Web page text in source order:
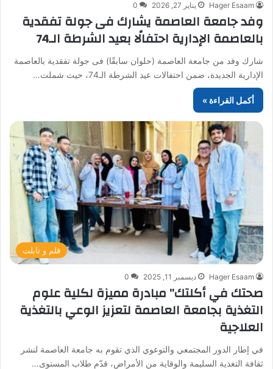
Hager Esaam يناير 27, 2026 0
وفد جامعة العاصمة يشارك فى جولة تفقدية
بالعاصمة الإدارية احتفالًا بعيد الشرطة الـ74
شارك وفد من جامعة العاصمة (حلوان سابقًا) فى جولة تفقدية بالعاصمة
الإدارية الجديدة، ضمن احتفالات عيد الشرطة الـ74، حيث شملت…
أكمل القراءة »
قلم و تابلت
Hager Esaam ديسمبر 11, 2025 0
صحتك في أكلتك” مبادرة مميزة لكلية علوم
التغذية بجامعة العاصمة لتعزيز الوعي بالتغذية
العلاجية
في إطار الدور المجتمعي والتوعوي الذي تقوم به جامعة العاصمة لنشر
ثقافة التغذية السليمة والوقاية من الأمراض، قدّم طلاب المستوى…